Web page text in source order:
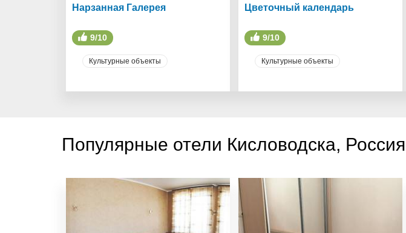
Нарзанная Галерея
9/10
Культурные объекты
Цветочный календарь
9/10
Культурные объекты
Популярные отели Кисловодска, Россия